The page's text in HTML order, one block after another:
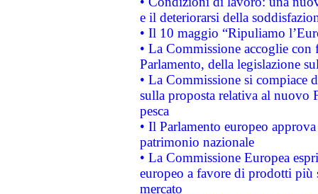
e il deteriorarsi della
• Il 10 maggio “Ripuliamo
• La Commissione accoglie
Parlamento, della legislazione
• La Commissione si compiace
sulla proposta relativa al nuovo
pesca
• Il Parlamento europeo
patrimonio nazionale
• La Commissione Europea
europeo a favore di prodotti
mercato